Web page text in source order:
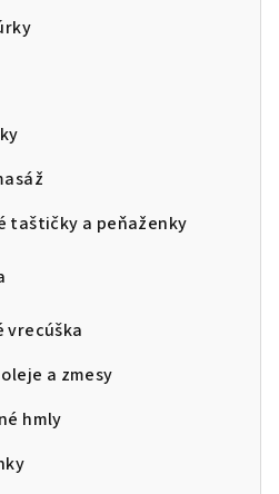
taštičky a peňaženky
vrecúška
a zmesy
hmly